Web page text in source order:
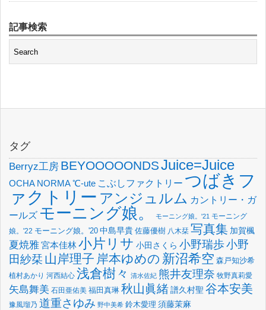
記事検索
タグ
Berryz工房 BEYOOOOONDSJuice=Juice
OCHA NORMA℃-ute こぶしファクトリー つばきフ
ァクトリー アンジュルム カントリー・ガ
ールズ モーニング娘。 モーニング娘。'21 モーニング
娘。'22 モーニング娘。'20 中島早貴 佐藤優樹 八木栞 写真集 加賀楓
夏焼雅宮本佳林小片リサ 小田さくら 小野瑞歩小野
田紗栞 山岸理子 岸本ゆめの 新沼希空 森戸知沙希
植村あかり 河西結心 浅倉樹々 清水佐紀 熊井友理奈 牧野真莉愛
矢島舞美 石田亜佑美 福田真琳 秋山眞緒譜久村聖 谷本安美
豫風瑠乃 道重さゆみ 野中美希 鈴木愛理 須藤茉麻